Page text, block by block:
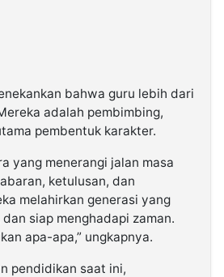
bahwa guru lebih dari
adalah pembimbing,
pembentuk karakter.
yang menerangi jalan masa
ketulusan, dan
melahirkan generasi yang
siap menghadapi zaman.
apa-apa,” ungkapnya.
pendidikan saat ini,